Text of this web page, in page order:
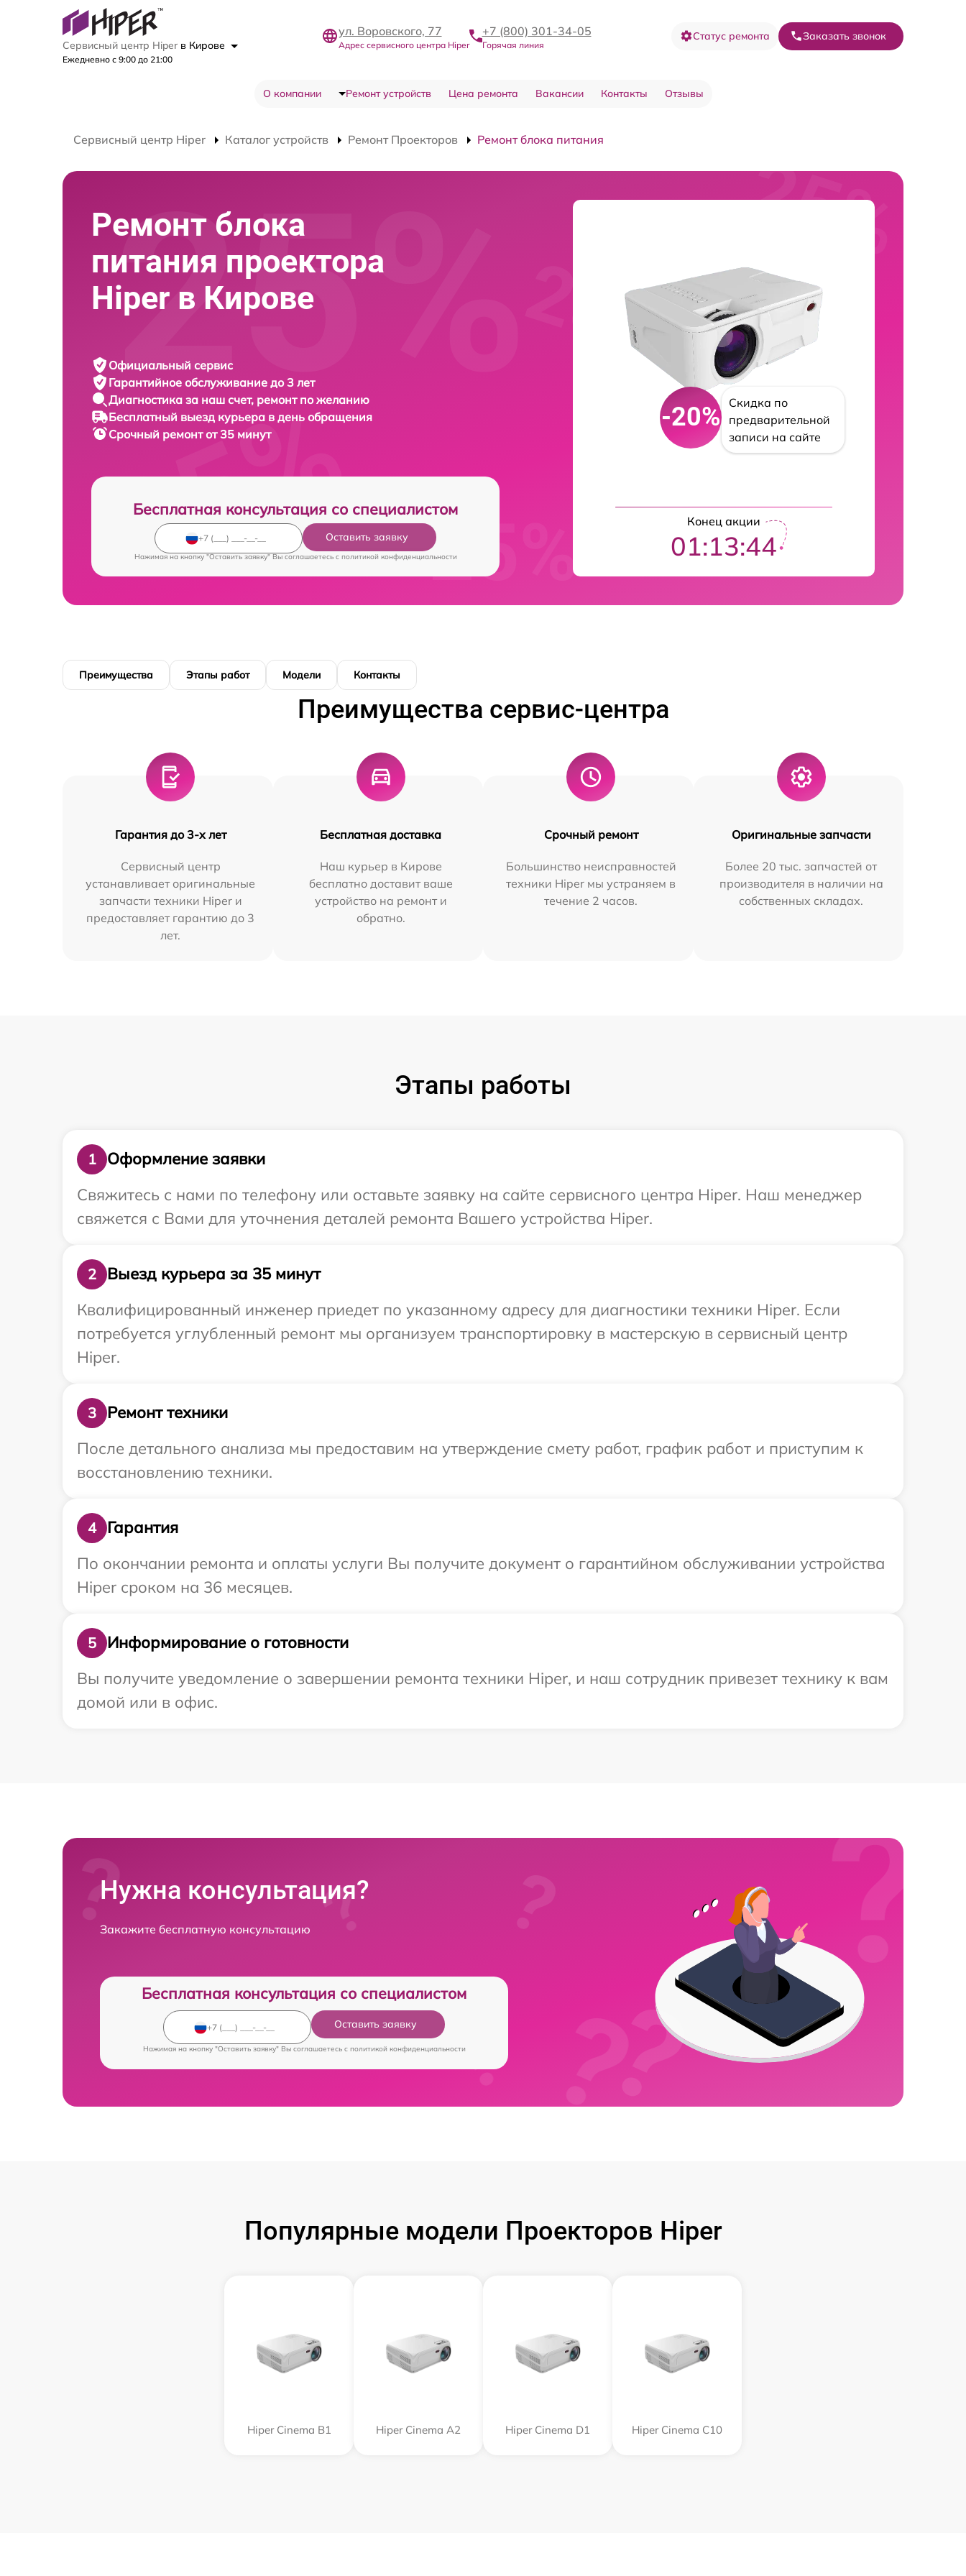
Сервисный центр Hiper в Кирове
Ежедневно с 9:00 до 21:00
ул. Воровского, 77
Адрес сервисного центра Hiper
+7 (800) 301-34-05
Горячая линия
Статус ремонта Заказать звонок
О компании Ремонт устройств Цена ремонта Вакансии Контакты Отзывы
Сервисный центр Hiper Каталог устройств Ремонт Проекторов Ремонт блока питания
Ремонт блока
питания проектора
Hiper в Кирове
Официальный сервис
Гарантийное обслуживание до 3 лет
Диагностика за наш счет, ремонт по желанию
Бесплатный выезд курьера в день обращения
Срочный ремонтот 35 минут
Бесплатная консультация со специалистом
Оставить заявку
Нажимая на кнопку "Оставить заявку" Вы соглашаетесь c политикой конфиденциальности
-20%
Скидка по
предварительной
записи на сайте
Конец акции
01:13:42
Преимущества Этапы работ Модели Контакты
Преимущества сервис-центра
Гарантия до 3-х лет
Сервисный центр
устанавливает оригинальные
запчасти техники Hiper и
предоставляет гарантию до 3
лет.
Бесплатная доставка
Наш курьер в Кирове
бесплатно доставит ваше
устройство на ремонт и
обратно.
Срочный ремонт
Большинство неисправностей
техники Hiper мы устраняем в
течение 2 часов.
Оригинальные запчасти
Более 20 тыс. запчастей от
производителя в наличии на
собственных складах.
Этапы работы
1
Оформление заявки
Свяжитесь с нами по телефону или оставьте заявку на сайте сервисного центра Hiper. Наш менеджер
свяжется с Вами для уточнения деталей ремонта Вашего устройства Hiper.
2
Выезд курьера за 35 минут
Квалифицированный инженер приедет по указанному адресу для диагностики техники Hiper. Если
потребуется углубленный ремонт мы организуем транспортировку в мастерскую в сервисный центр
Hiper.
3
Ремонт техники
После детального анализа мы предоставим на утверждение смету работ, график работ и приступим к
восстановлению техники.
4
Гарантия
По окончании ремонта и оплаты услуги Вы получите документ о гарантийном обслуживании устройства
Hiper сроком на 36 месяцев.
5
Информирование о готовности
Вы получите уведомление о завершении ремонта техники Hiper, и наш сотрудник привезет технику к вам
домой или в офис.
Нужна консультация?
Закажите бесплатную консультацию
Бесплатная консультация со специалистом
Оставить заявку
Нажимая на кнопку "Оставить заявку" Вы соглашаетесь c политикой конфиденциальности
Популярные модели Проекторов Hiper
Hiper Cinema B1 Hiper Cinema A2 Hiper Cinema D1 Hiper Cinema C10